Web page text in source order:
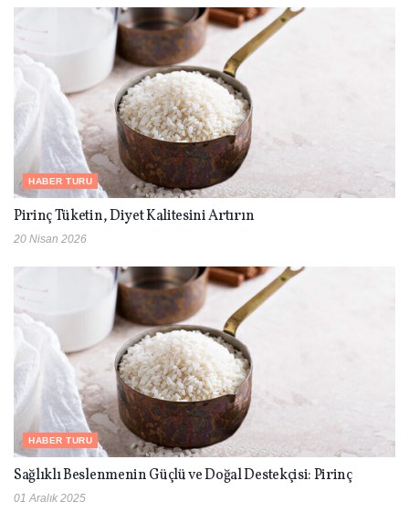
HABER TURU
Pirinç Tüketin, Diyet Kalitesini Artırın
20 Nisan 2026
HABER TURU
Sağlıklı Beslenmenin Güçlü ve Doğal Destekçisi: Pirinç
01 Aralık 2025